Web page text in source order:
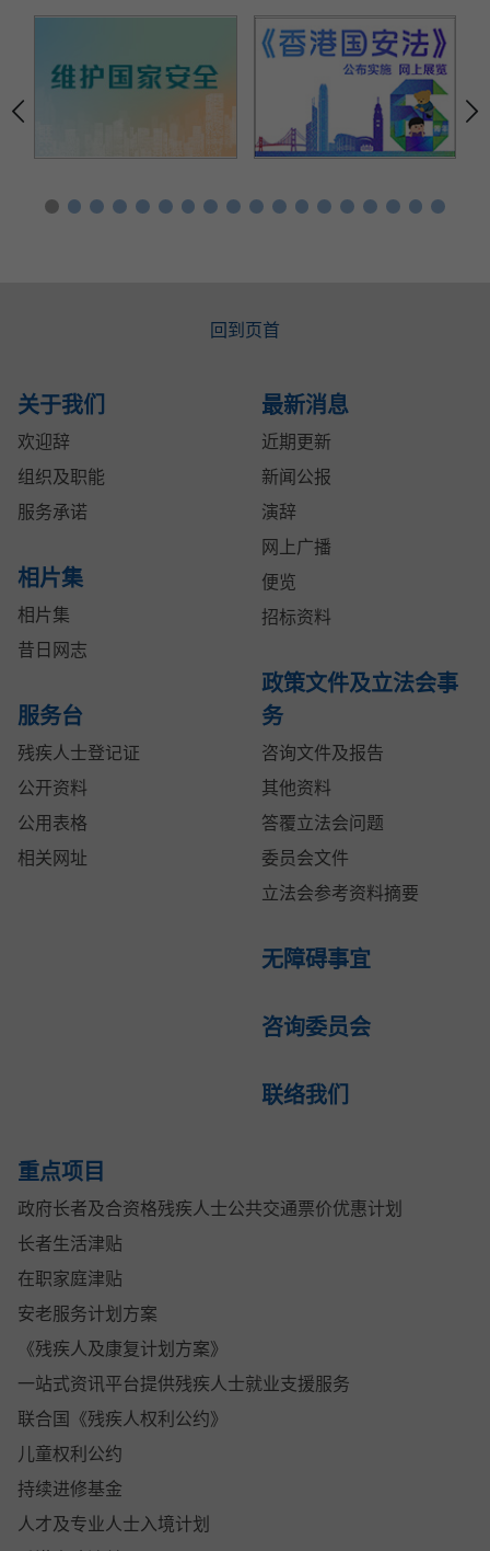
回到页首
关于我们
欢迎辞
组织及职能
服务承诺
相片集
相片集
昔日网志
服务台
残疾人士登记证
公开资料
公用表格
相关网址
最新消息
近期更新
新闻公报
演辞
网上广播
便览
招标资料
政策文件及立法会事
务
咨询文件及报告
其他资料
答覆立法会问题
委员会文件
立法会参考资料摘要
无障碍事宜
咨询委员会
联络我们
重点项目
政府长者及合资格残疾人士公共交通票价优惠计划
长者生活津贴
在职家庭津贴
安老服务计划方案
《残疾人及康复计划方案》
一站式资讯平台提供残疾人士就业支援服务
联合国《残疾人权利公约》
儿童权利公约
持续进修基金
人才及专业人士入境计划